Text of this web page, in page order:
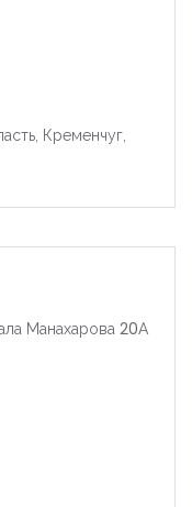
Кременчуг,
Манахарова 20А